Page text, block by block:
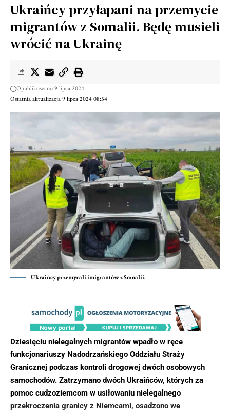
Ukraińcy przyłapani na przemycie
migrantów z Somalii. Będę musieli
wrócić na Ukrainę
Ostatnia aktualizacja 9 lipca 2024 08:54
Opublikowano 9 lipca 2024
Ukraińcy przemycali imigrantów z Somalii.
Dziesięciu nielegalnych migrantów wpadło w ręce
funkcjonariuszy Nadodrzańskiego Oddziału Straży
Granicznej podczas kontroli drogowej dwóch osobowych
samochodów. Zatrzymano dwóch Ukraińców, których za
pomoc cudzoziemcom w usiłowaniu nielegalnego
przekroczenia granicy z Niemcami, osadzono we